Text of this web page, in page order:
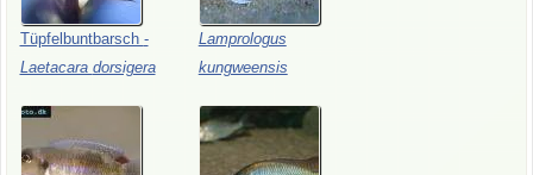
Tüpfelbuntbarsch -
Laetacara dorsigera
Lamprologus
kungweensis